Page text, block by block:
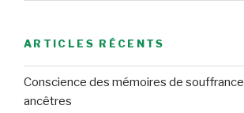
ARTICLES RÉCENTS
Conscience des mémoires de
ancêtres